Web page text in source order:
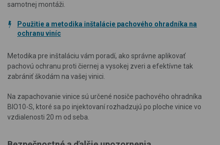
samotnej montáži.
Použitie a metodika inštalácie pachového ohradníka na
ochranu viníc
Metodika pre inštaláciu vám poradí, ako správne aplikovať
pachovú ochranu proti čiernej a vysokej zveri a efektívne tak
zabrániť škodám na vašej vinici.
Na zapachovanie vinice sú určené nosiče pachového ohradníka
BIO10-S, ktoré sa po injektovaní rozhadzujú po ploche vinice vo
vzdialenosti 20 m od seba.